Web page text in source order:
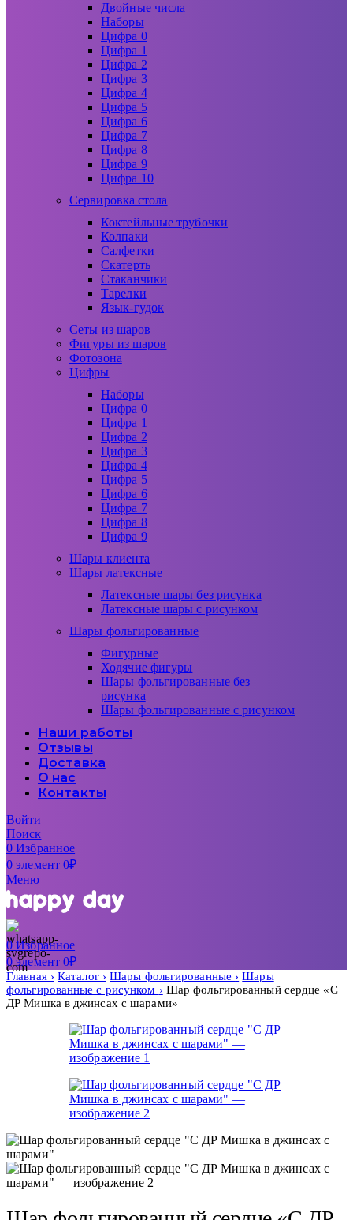
Двойные числа
Наборы
Цифра 0
Цифра 1
Цифра 2
Цифра 3
Цифра 4
Цифра 5
Цифра 6
Цифра 7
Цифра 8
Цифра 9
Цифра 10
Сервировка стола
Коктейльные трубочки
Колпаки
Салфетки
Скатерть
Стаканчики
Тарелки
Язык-гудок
Сеты из шаров
Фигуры из шаров
Фотозона
Цифры
Наборы
Цифра 0
Цифра 1
Цифра 2
Цифра 3
Цифра 4
Цифра 5
Цифра 6
Цифра 7
Цифра 8
Цифра 9
Шары клиента
Шары латексные
Латексные шары без рисунка
Латексные шары с рисунком
Шары фольгированные
Фигурные
Ходячие фигуры
Шары фольгированные без
рисунка
Шары фольгированные с рисунком
Наши работы
Отзывы
Доставка
О нас
Контакты
Войти
Поиск
0Избранное
0элемент 0₽
Меню
0Избранное
0элемент 0₽
Главная Каталог Шары фольгированные
Шары
фольгированные с рисунком
Шар фольгированный сердце «С
ДР Мишка в джинсах с шарами»